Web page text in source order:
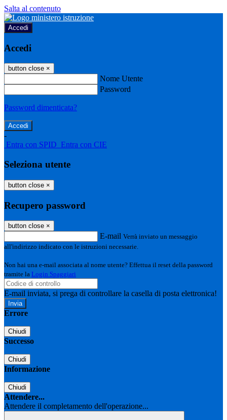
Salta al contenuto
Accedi
Accedi
button close ×
Nome Utente
Password
Password dimenticata?
-
Entra con SPID Entra con CIE
Seleziona utente
button close ×
Recupero password
button close ×
E-mail Verrà inviato un messaggio
all'indirizzo indicato con le istruzioni necessarie.
Non hai una e-mail associata al nome utente? Effettua il reset della password
tramite la Login Spaggiari
E-mail inviata, si prega di controllare la casella di posta elettronica!
Errore
Chiudi
Successo
Chiudi
Informazione
Chiudi
Attendere...
Attendere il completamento dell'operazione...